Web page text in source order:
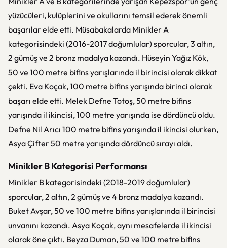
yüzücüleri, kulüplerini ve okullarını temsil ederek önemli
başarılar elde etti. Müsabakalarda Minikler A
kategorisindeki (2016-2017 doğumlular) sporcular, 3 altın,
2 gümüş ve 2 bronz madalya kazandı. Hüseyin Yağız Kök,
50 ve 100 metre bifins yarışlarında il birincisi olarak dikkat
çekti. Eva Koçak, 100 metre bifins yarışında birinci olarak
başarı elde etti. Melek Defne Totoş, 50 metre bifins
yarışında il ikincisi, 100 metre yarışında ise dördüncü oldu.
Defne Nil Arıcı 100 metre bifins yarışında il ikincisi olurken,
Asya Çifter 50 metre yarışında dördüncü sırayı aldı.
Minikler B Kategorisi Performansı
Minikler B kategorisindeki (2018-2019 doğumlular)
sporcular, 2 altın, 2 gümüş ve 4 bronz madalya kazandı.
Buket Avşar, 50 ve 100 metre bifins yarışlarında il birincisi
unvanını kazandı. Asya Koçak, aynı mesafelerde il ikincisi
olarak öne çıktı. Beyza Duman, 50 ve 100 metre bifins